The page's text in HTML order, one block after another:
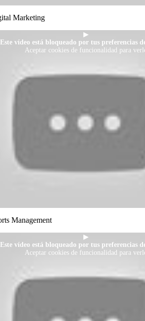
Marketing
▶
Este vídeo está bloqueado por tus preferencias
Aceptar cookies de funcionalidad para
Management
▶
Este vídeo está bloqueado por tus preferencias
Aceptar cookies de funcionalidad para